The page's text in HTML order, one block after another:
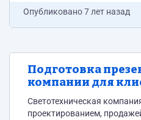
Опубликовано7 лет назад
Подготовка
компании для
Светотехническая
проектированием,